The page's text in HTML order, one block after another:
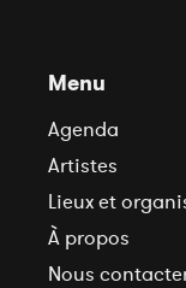
Menu
Agenda
Artistes
Lieux et
À propos
Nous